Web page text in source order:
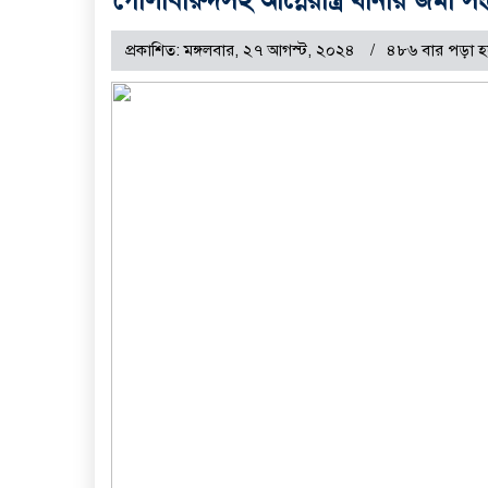
প্রকাশিত: মঙ্গলবার, ২৭ আগস্ট, ২০২৪ ৪৮৬ বার পড়া